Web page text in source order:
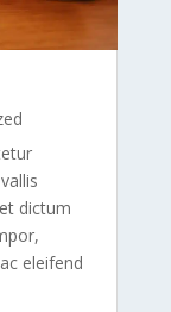
dictum
eleifend